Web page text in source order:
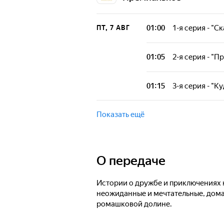
ПТ, 7 АВГ 01:00 1-я серия -
Отправимся в
простыми на
01:05 2-я серия -
Отправимся в
простыми на
01:15 3-я серия -
Отправимся в
Показать ещё
О передаче
Истории о дружбе и приключениях
неожиданные и мечтательные,
ромашковой долине.